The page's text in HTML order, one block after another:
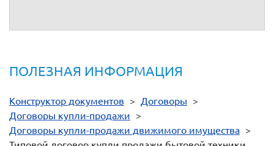
ПОЛЕЗНАЯ ИНФОРМАЦИЯ
Конструктор документов > Договоры >
Договоры купли-продажи >
Договоры купли-продажи движимого имущества >